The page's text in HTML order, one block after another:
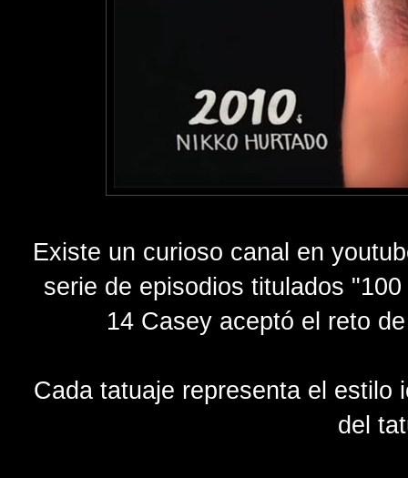
Existe un curioso canal en
serie de episodios titulados
14 Casey aceptó el reto
Cada tatuaje representa el
del